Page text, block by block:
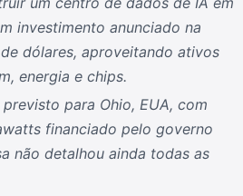
investimento anunciado na
dólares, aproveitando ativos
energia e chips.
para Ohio, EUA, com
financiado pelo governo
não detalhou ainda todas as